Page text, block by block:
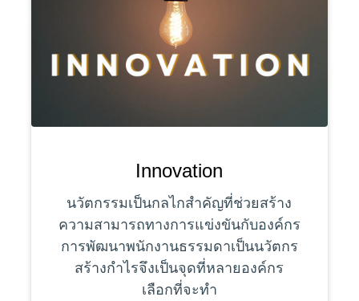
Innovation
นวัตกรรมเป็นกลไกสำคัญที่ช่วยสร้าง
ความสามารถทางการแข่งขันกับองค์กร
การพัฒนาพนักงานธรรมดาเป็นนวัตกร
สร้างกำไรจึงเป็นจุดที่หลายองค์กร
เลือกที่จะทำ